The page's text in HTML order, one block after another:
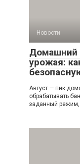
Новости
Домашний
урожая:
Август — пик
обрабатывать
заданный режим,